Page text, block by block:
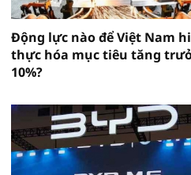
Động lực nào để Việt Nam
thực hóa mục tiêu tăng
10%?